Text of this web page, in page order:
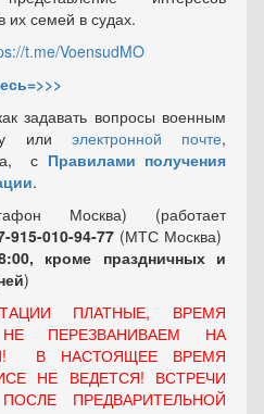
их семей в судах.
t.me/VoensudMO
задавать вопросы военным
или электронной почте,
с Правилами получения
.
Москва) (работает
915-010-94-77 (МТС Москва)
кроме праздничных и
)
ПЛАТНЫЕ, ВРЕМЯ
ПЕРЕЗВАНИВАЕМ НА
В НАСТОЯЩЕЕ ВРЕМЯ
НЕ ВЕДЕТСЯ! ВСТРЕЧИ
ПРЕДВАРИТЕЛЬНОЙ